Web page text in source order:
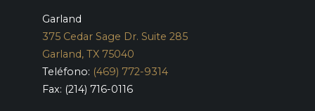
Garland
375 Cedar Sage Dr. Suite 285
Garland, TX 75040
Teléfono: (469) 772-9314
Fax: (214) 716-0116